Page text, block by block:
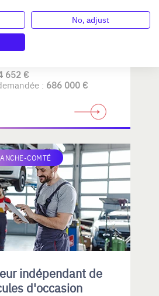
de LA
MAISON
652 €
: 686 000 €
COMTÉ
indépendant de
d'occasion
No, adjust